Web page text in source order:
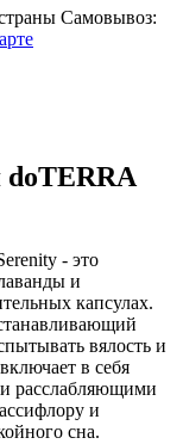
Самовывоз:
doTERRA
- это
и
капсулах.
вялость и
в себя
расслабляющими
и
сна.